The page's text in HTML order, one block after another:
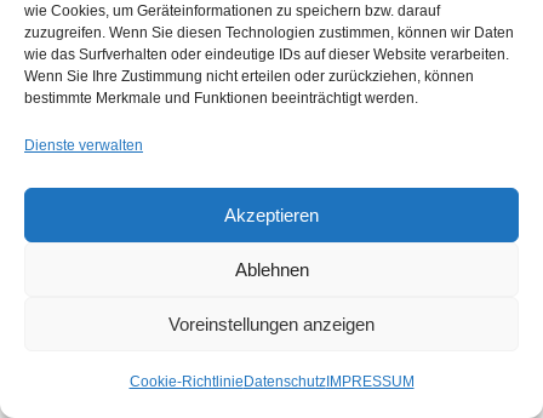
wie Cookies, um Geräteinformationen zu speichern bzw. darauf
zuzugreifen. Wenn Sie diesen Technologien zustimmen, können wir Daten
wie das Surfverhalten oder eindeutige IDs auf dieser Website verarbeiten.
Wenn Sie Ihre Zustimmung nicht erteilen oder zurückziehen, können
bestimmte Merkmale und Funktionen beeinträchtigt werden.
Dienste verwalten
Akzeptieren
Ablehnen
Voreinstellungen anzeigen
Cookie-Richtlinie DatenschutzIMPRESSUM
Haben Sie schon von privaten Blognetzwerken (PBNs) gehört?
Diese Website-Netzwerke dienen ausschließlich der
gegenseitigen Verlinkung. Die Website-Besitzer arbeiten
generierte Inhalte für eine schnelle Bereitstellung. Diese
Websites mögen auf den ersten Blick seriös erscheinen und
Links billig verkaufen, aber sie können Ihrem Ranking
das sogenannte Pillow Link Building. Im Grunde genommen
Websites, die Ihre Links enthalten. Diese Kommentare haben